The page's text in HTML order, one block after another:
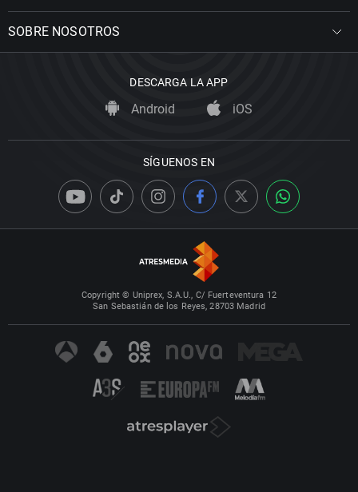
SOBRE NOSOTROS
DESCARGA LA APP
Android iOS
SÍGUENOS EN
Copyright © Uniprex, S.A.U., C/ Fuerteventura 12
San Sebastián de los Reyes, 28703 Madrid